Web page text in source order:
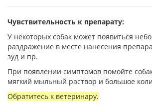
Чувствительность к препарату:
У некоторых собак может появиться
раздражение в месте нанесения
зуд и пр.
При появлении симптомов помойте
мягкий мыльный раствор и большое
Обратитесь к ветеринару.